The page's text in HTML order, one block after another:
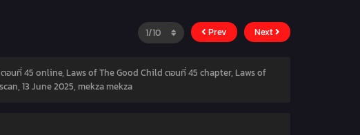
Prev Next
นที่ 45 online, Laws of The Good Child ตอนที่ 45 chapter, Laws of
13 June 2025, mekza mekza